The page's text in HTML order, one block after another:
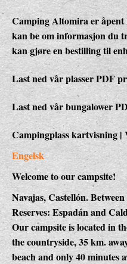
Camping Altomira er åpent
kan be om informasjon du
kan gjøre en bestilling til
Last ned vår plasser PDF
Last ned vår bungalower
Campingplass kartvisning |
Engelsk
Welcome to our campsite!
Navajas, Castellón.
Reserves: Espadán and
Our campsite is located in
the countryside, 35 km.
beach and only 40 minutes